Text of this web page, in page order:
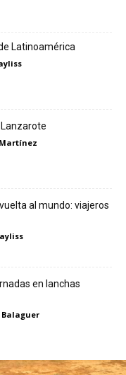
Latinoamérica
al mundo: viajeros
en lanchas